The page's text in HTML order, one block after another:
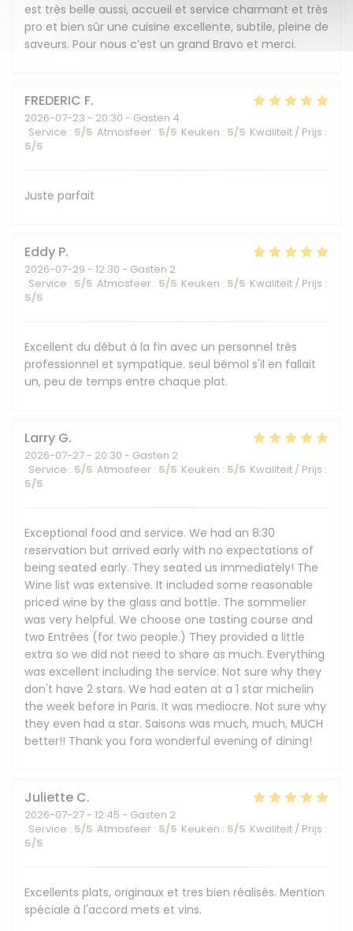
est très belle aussi, accueil et service charmant et très
pro et bien sûr une cuisine excellente, subtile, pleine de
saveurs. Pour nous c’est un grand Bravo et merci.
FREDERIC F
2026-07-23 - 20:30 - Gasten 4
Service : 5/5 Atmosfeer : 5/5 Keuken : 5/5 Kwaliteit / Prijs :
5/5
Juste parfait
Eddy P
2026-07-29 - 12:30 - Gasten 2
Service : 5/5 Atmosfeer : 5/5 Keuken : 5/5 Kwaliteit / Prijs :
5/5
Excellent du début à la fin avec un personnel très
professionnel et sympatique. seul bémol s'il en fallait
un, peu de temps entre chaque plat.
Larry G
2026-07-27 - 20:30 - Gasten 2
Service : 5/5 Atmosfeer : 5/5 Keuken : 5/5 Kwaliteit / Prijs :
5/5
Exceptional food and service. We had an 8:30
reservation but arrived early with no expectations of
being seated early. They seated us immediately! The
Wine list was extensive. It included some reasonable
priced wine by the glass and bottle. The sommelier
was very helpful. We choose one tasting course and
two Entrées (for two people.) They provided a little
extra so we did not need to share as much. Everything
was excellent including the service. Not sure why they
don't have 2 stars. We had eaten at a 1 star michelin
the week before in Paris. It was mediocre. Not sure why
they even had a star. Saisons was much, much, MUCH
better!! Thank you fora wonderful evening of dining!
Juliette C
2026-07-27 - 12:45 - Gasten 2
Service : 5/5 Atmosfeer : 5/5 Keuken : 5/5 Kwaliteit / Prijs :
5/5
Excellents plats, originaux et tres bien réalisés. Mention
spéciale à l'accord mets et vins.